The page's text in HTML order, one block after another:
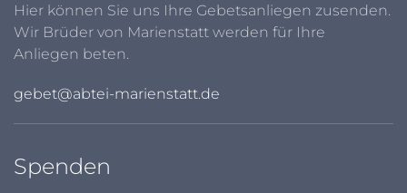
Hier können Sie uns Ihre Gebetsanliegen zusenden.
Wir Brüder von Marienstatt werden für Ihre
Anliegen beten.
gebet@abtei-marienstatt.de
Spenden